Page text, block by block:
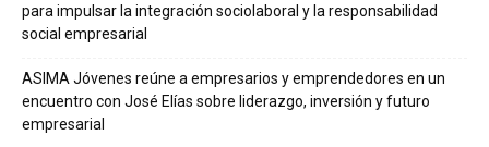
para impulsar la integración sociolaboral y la responsabilidad
social empresarial
ASIMA Jóvenes reúne a empresarios y emprendedores en un
encuentro con José Elías sobre liderazgo, inversión y futuro
empresarial